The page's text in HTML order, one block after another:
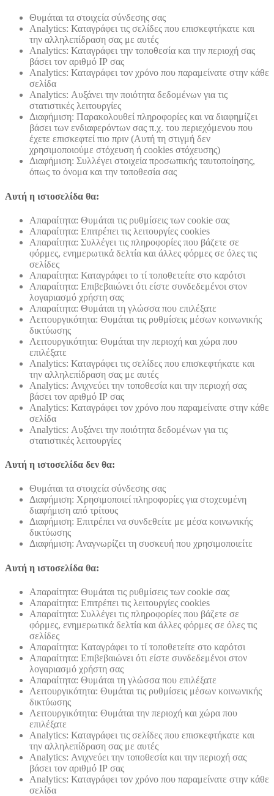
Θυμάται τα στοιχεία σύνδεσης σας
Analytics: Καταγράφει τις σελίδες που επισκεφτήκατε και
την αλληλεπίδραση σας με αυτές
Analytics: Καταγράφει την τοποθεσία και την περιοχή σας
βάσει τον αριθμό ΙΡ σας
Analytics: Καταγράφει τον χρόνο που παραμείνατε στην κάθε
σελίδα
Analytics: Αυξάνει την ποιότητα δεδομένων για τις
στατιστικές λειτουργίες
Διαφήμιση: Παρακολουθεί πληροφορίες και να διαφημίζει
βάσει των ενδιαφερόντων σας π.χ. του περιεχόμενου που
έχετε επισκεφτεί πιο πριν (Αυτή τη στιγμή δεν
χρησιμοποιούμε στόχευση ή cookies στόχευσης)
Διαφήμιση: Συλλέγει στοιχεία προσωπικής ταυτοποίησης,
όπως το όνομα και την τοποθεσία σας
Αυτή η ιστοσελίδα θα:
Απαραίτητα: Θυμάται τις ρυθμίσεις των cookie σας
Απαραίτητα: Επιτρέπει τις λειτουργίες cookies
Απαραίτητα: Συλλέγει τις πληροφορίες που βάζετε σε
φόρμες, ενημερωτικά δελτία και άλλες φόρμες σε όλες τις
σελίδες
Απαραίτητα: Καταγράφει το τί τοποθετείτε στο καρότσι
Απαραίτητα: Επιβεβαιώνει ότι είστε συνδεδεμένοι στον
λογαριασμό χρήστη σας
Απαραίτητα: Θυμάται τη γλώσσα που επιλέξατε
Λειτουργικότητα: Θυμάται τις ρυθμίσεις μέσων κοινωνικής
δικτύωσης
Λειτουργικότητα: Θυμάται την περιοχή και χώρα που
επιλέξατε
Analytics: Καταγράφει τις σελίδες που επισκεφτήκατε και
την αλληλεπίδραση σας με αυτές
Analytics: Ανιχνεύει την τοποθεσία και την περιοχή σας
βάσει τον αριθμό ΙΡ σας
Analytics: Καταγράφει τον χρόνο που παραμείνατε στην κάθε
σελίδα
Analytics: Αυξάνει την ποιότητα δεδομένων για τις
στατιστικές λειτουργίες
Αυτή η ιστοσελίδα δεν θα:
Θυμάται τα στοιχεία σύνδεσης σας
Διαφήμιση: Χρησιμοποιεί πληροφορίες για στοχευμένη
διαφήμιση από τρίτους
Διαφήμιση: Επιτρέπει να συνδεθείτε με μέσα κοινωνικής
δικτύωσης
Διαφήμιση: Αναγνωρίζει τη συσκευή που χρησιμοποιείτε
Αυτή η ιστοσελίδα θα:
Απαραίτητα: Θυμάται τις ρυθμίσεις των cookie σας
Απαραίτητα: Επιτρέπει τις λειτουργίες cookies
Απαραίτητα: Συλλέγει τις πληροφορίες που βάζετε σε
φόρμες, ενημερωτικά δελτία και άλλες φόρμες σε όλες τις
σελίδες
Απαραίτητα: Καταγράφει το τί τοποθετείτε στο καρότσι
Απαραίτητα: Επιβεβαιώνει ότι είστε συνδεδεμένοι στον
λογαριασμό χρήστη σας
Απαραίτητα: Θυμάται τη γλώσσα που επιλέξατε
Λειτουργικότητα: Θυμάται τις ρυθμίσεις μέσων κοινωνικής
δικτύωσης
Λειτουργικότητα: Θυμάται την περιοχή και χώρα που
επιλέξατε
Analytics: Καταγράφει τις σελίδες που επισκεφτήκατε και
την αλληλεπίδραση σας με αυτές
Analytics: Ανιχνεύει την τοποθεσία και την περιοχή σας
βάσει τον αριθμό ΙΡ σας
Analytics: Καταγράφει τον χρόνο που παραμείνατε στην κάθε
σελίδα